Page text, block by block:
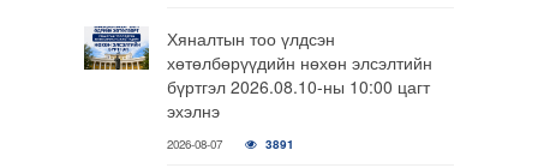
Хяналтын тоо үлдсэн
хөтөлбөрүүдийн нөхөн элсэлтийн
бүртгэл 2026.08.10-ны 10:00 цагт
эхэлнэ
2026-08-07 3891